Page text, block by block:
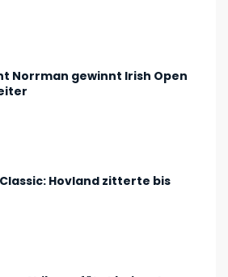
Norrman gewinnt Irish Open
Hovland zitterte bis